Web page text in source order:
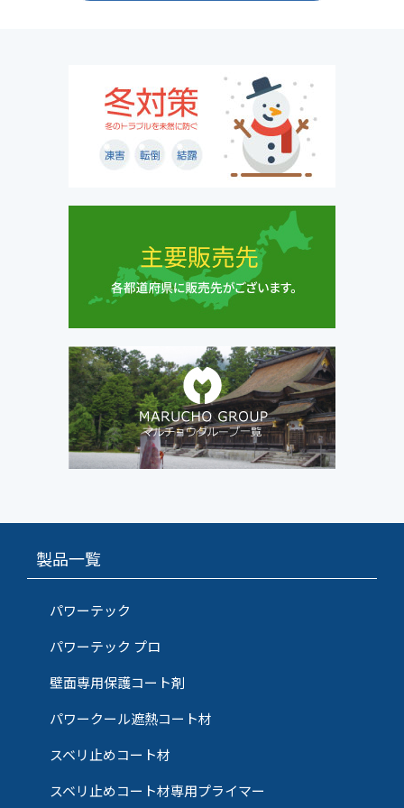
製品一覧
パワーテック
パワーテック プロ
壁面専用保護コート剤
パワークール遮熱コート材
スベリ止めコート材
スベリ止めコート材専用プライマー